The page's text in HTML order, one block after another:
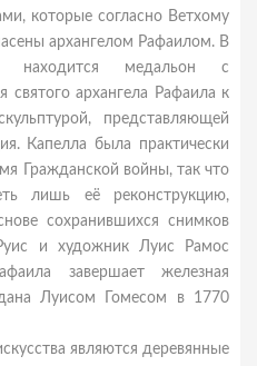
которые согласно Ветхому
архангелом Рафаилом. В
находится медальон с
святого архангела Рафаила к
представляющей
Капелла была практически
Гражданской войны, так что
лишь её реконструкцию,
сохранившихся снимков
и художник Луис Рамос
завершает железная
Луисом Гомесом в 1770
являются деревянные